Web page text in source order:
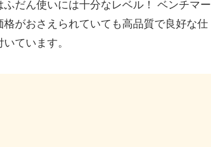
だん使いには十分なレベル！ ベンチマー
がおさえられていても高品質で良好な仕
ています。